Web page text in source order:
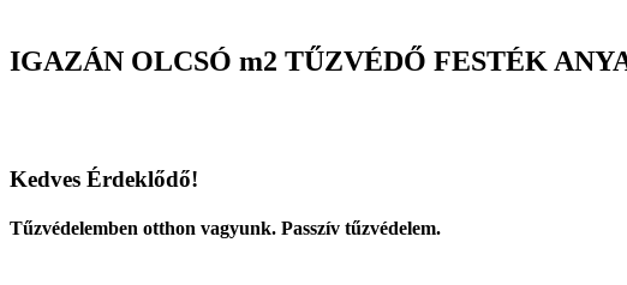
IGAZÁN OLCSÓ m2 TŰZVÉDŐ FESTÉK
Kedves Érdeklődő!
Tűzvédelemben otthon vagyunk. Passzív tűzvédelem.